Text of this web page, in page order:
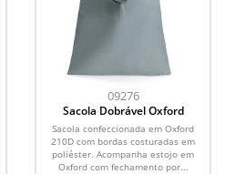
09276
Sacola Dobrável Oxford
Sacola confeccionada em Oxford
210D com bordas costuradas em
poliéster. Acompanha estojo em
Oxford com fechamento por...